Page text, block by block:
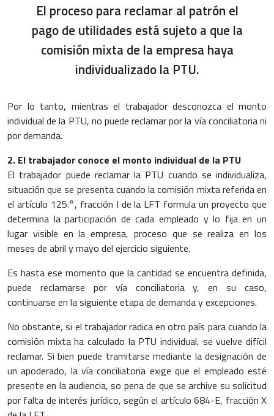
El proceso para reclamar al patrón el
pago de utilidades está sujeto a que la
comisión mixta de la empresa haya
individualizado la PTU.
Por lo tanto, mientras el trabajador desconozca el monto
individual de la PTU, no puede reclamar por la vía conciliatoria ni
por demanda.
2. El trabajador conoce el monto individual de la PTU
El trabajador puede reclamar la PTU cuando se individualiza,
situación que se presenta cuando la comisión mixta referida en
el artículo 125.°, fracción I de la LFT formula un proyecto que
determina la participación de cada empleado y lo fija en un
lugar visible en la empresa, proceso que se realiza en los
meses de abril y mayo del ejercicio siguiente.
Es hasta ese momento que la cantidad se encuentra definida,
puede reclamarse por vía conciliatoria y, en su caso,
continuarse en la siguiente etapa de demanda y excepciones.
No obstante, si el trabajador radica en otro país para cuando la
comisión mixta ha calculado la PTU individual, se vuelve difícil
reclamar. Si bien puede tramitarse mediante la designación de
un apoderado, la vía conciliatoria exige que el empleado esté
presente en la audiencia, so pena de que se archive su solicitud
por falta de interés jurídico, según el artículo 684-E, fracción X